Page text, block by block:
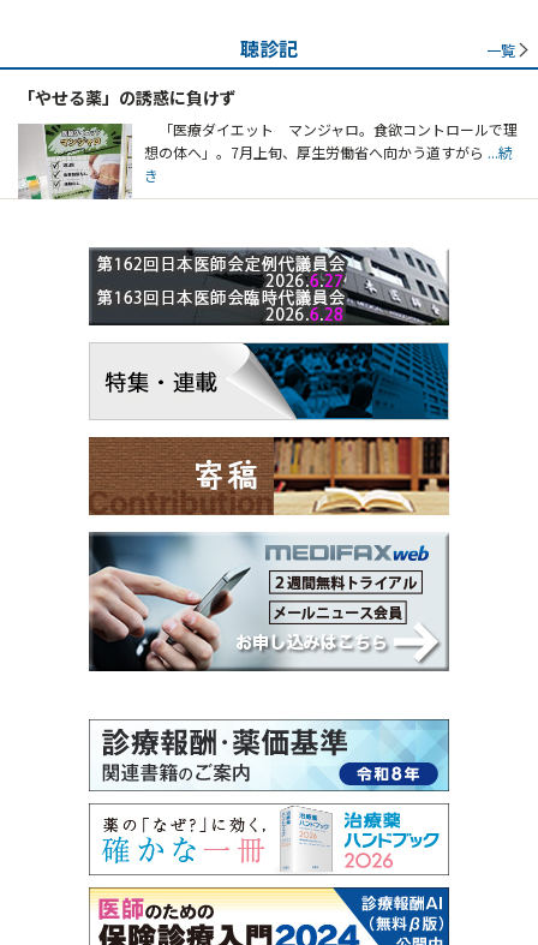
聴診記 一覧
「やせる薬」の誘惑に負けず
「医療ダイエット マンジャロ。食欲コントロールで理
想の体へ」。7月上旬、厚生労働省へ向かう道すがら ...続
き